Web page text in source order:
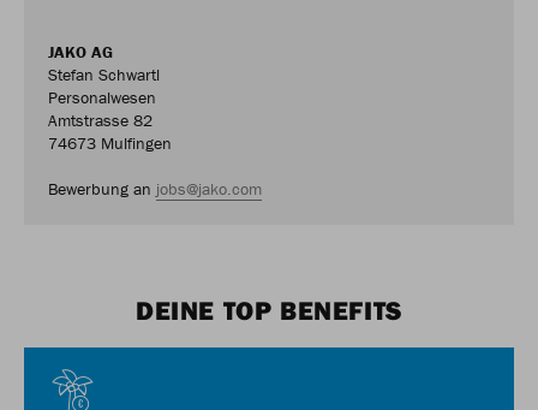
JAKO AG
Stefan Schwartl
Personalwesen
Amtstrasse 82
74673 Mulfingen
Bewerbung an jobs@jako.com
DEINE TOP BENEFITS